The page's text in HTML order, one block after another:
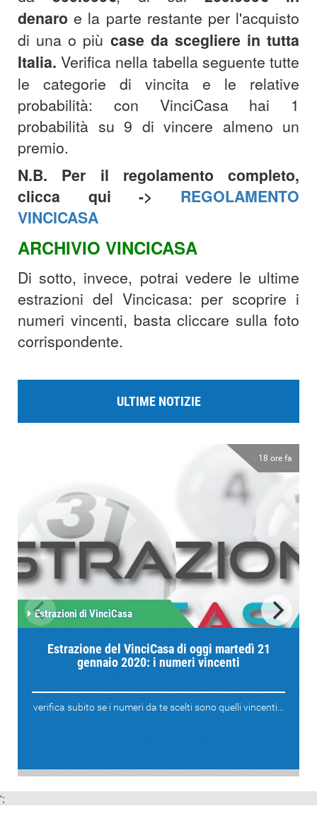
denaroe la parte restante per l'acquisto
di una o più case da scegliere in tutta
Italia.Verifica nella tabella seguente tutte
le categorie di vincita e le relative
probabilità: con VinciCasa hai 1
probabilità su 9 di vincere almeno un
premio.
N.B. Per il regolamento completo,
clicca qui -> REGOLAMENTO
VINCICASA
ARCHIVIO VINCICASA
Di sotto, invece, potrai vedere le ultime
estrazioni del Vincicasa: per scoprire i
numeri vincenti, basta cliccare sulla foto
corrispondente.
ULTIME NOTIZIE
18 ore fa
Estrazioni di VinciCasa
Estrazione del VinciCasa di oggi martedì 21
gennaio 2020: i numeri vincenti
verifica subito se i numeri da te scelti sono quelli vincenti...
';